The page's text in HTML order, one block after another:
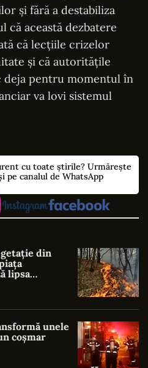
și fără a destabiliza
că această dezbatere
că lecțiile crizelor
și că autoritățile
deja pentru momentul în
va lovi sistemul
cu toate știrile? Urmărește
pe canalul de WhatsApp
din
lipsa
climatice
unele
coșmar